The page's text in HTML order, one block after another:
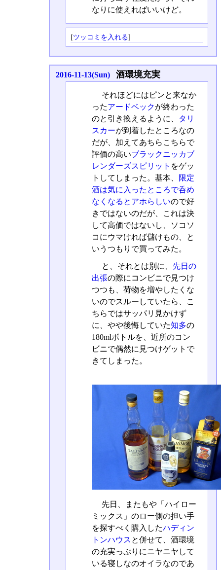
なりに使えればいいけど。
[ツッコミを入れる]
2016-11-13(Sun) 酒環境充実
それほどにはピンと来なか
ったアードベックが終わった
のと引き換えるように、
タリ
スカーが到着したところなの
だが、加えてあちらこちらで
評価の高いブラックニッカブ
レンダーズスピリット をゲッ
トしてしまった。基本、
限定
酒は気に入ったところで呑め
なくなるとアホらしいので好
きではないのだが、これは決
して高価ではないし、ソコソ
コにウマければ儲けもの、と
いうつもりで買ってみた。
と、それとは別に、 先日の
出張の際にコンビニで見つけ
つつも、荷物を増やしたくな
いのでスルーしていたら、こ
ちらではサッパリ見かけず
に、やや後悔していた知多の
180mlボトルを、近所のコン
ビニで偶然に見つけゲットで
きてしまった。
先日、またもや「ハイロー
ミックス」のロー側の担い手
を探すべく購入したハディン
トンハウス と併せて、酒環境
の充実っぷりにニヤニヤして
いる寝しなのオイラなのであ